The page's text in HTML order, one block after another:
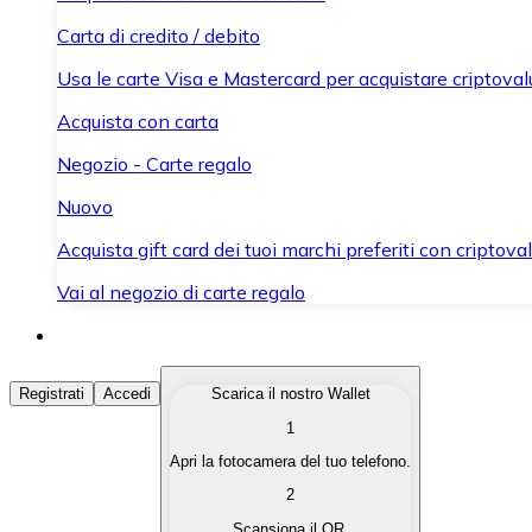
Carta di credito / debito
Usa le carte Visa e Mastercard per acquistare
Acquista con carta
Negozio - Carte regalo
Nuovo
Acquista gift card dei tuoi marchi preferiti con
Vai al negozio di carte regalo
Acquista Criptovalute
Acquista le criptovalute che ti interessano in modo
Converti le tue criptovalute in valuta fiat quando ne hai
Registrati Accedi
Scarica il nostro Wallet
1
Apri la fotocamera del tuo telefono.
2